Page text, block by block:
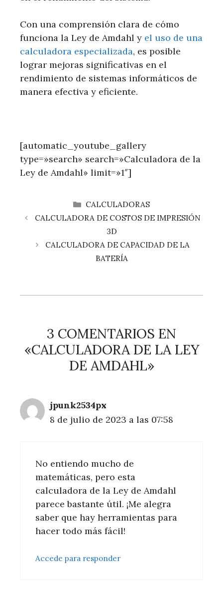
Con una comprensión clara de cómo
funciona la Ley de Amdahl y el uso de una
calculadora especializada, es posible
lograr mejoras significativas en el
rendimiento de sistemas informáticos de
manera efectiva y eficiente.
[automatic_youtube_gallery
type=»search» search=»Calculadora de la
Ley de Amdahl» limit=»1″]
CATEGORÍAS
CALCULADORAS
CALCULADORA DE COSTOS DE IMPRESIÓN
3D
CALCULADORA DE CAPACIDAD DE LA
BATERÍA
3 COMENTARIOS EN
«CALCULADORA DE LA LEY
DE AMDAHL»
jpunk2534px
8 de julio de 2023 a las 07:58
No entiendo mucho de
matemáticas, pero esta
calculadora de la Ley de Amdahl
parece bastante útil. ¡Me alegra
saber que hay herramientas para
hacer todo más fácil!
Accede para responder